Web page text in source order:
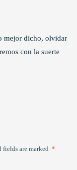
mejor dicho, olvidar
con la suerte
fields are marked *